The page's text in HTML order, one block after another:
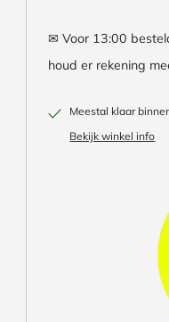
✉ Voor 13:00
houd er rekening
Meestal klaar
Bekijk winkel info